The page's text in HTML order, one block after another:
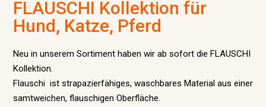
FLAUSCHI Kollektion für
Hund, Katze, Pferd
Neu in unserem Sortiment haben wir ab sofort die FLAUSCHI
Kollektion.
Flauschi ist strapazierfähiges, waschbares Material aus einer
samtweichen, flauschigen Oberfläche.